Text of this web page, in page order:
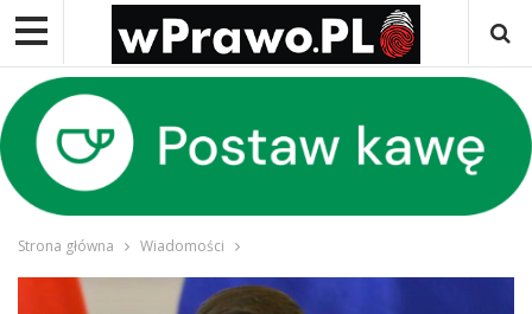
Strona główna Wiadomości